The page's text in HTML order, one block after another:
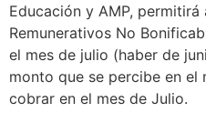
Educación y AMP,
Remunerativos No
el mes de julio (haber de
monto que se percibe en el
cobrar en el mes de Julio.